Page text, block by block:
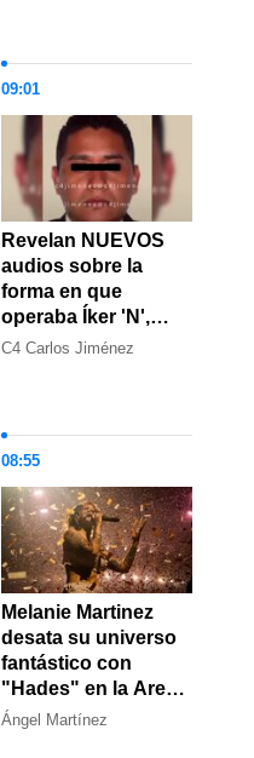
09:01
Revelan NUEVOS
audios sobre la
forma en que
operaba Íker 'N',
presunto líder
C4 Carlos Jiménez
08:55
Melanie Martinez
desata su universo
fantástico con
"Hades" en la Arena
Monterrey
Ángel Martínez